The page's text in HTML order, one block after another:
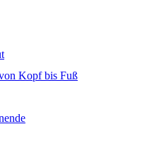
Kopf bis Fuß